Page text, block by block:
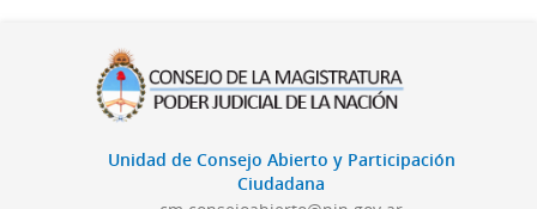
Unidad de Consejo Abierto y Participación
Ciudadana